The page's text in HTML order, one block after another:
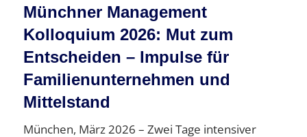
Münchner Management
Kolloquium 2026: Mut zum
Entscheiden – Impulse für
Familienunternehmen und
Mittelstand
München, März 2026 – Zwei Tage intensiver